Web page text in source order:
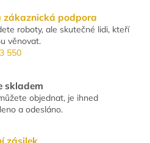
á
d
a
c
p
r
v
k
v
zákaznická podpora
roboty, ale skutečné lidi, kteří
věnovat.
550
skladem
objednat, je ihned
a odesláno.